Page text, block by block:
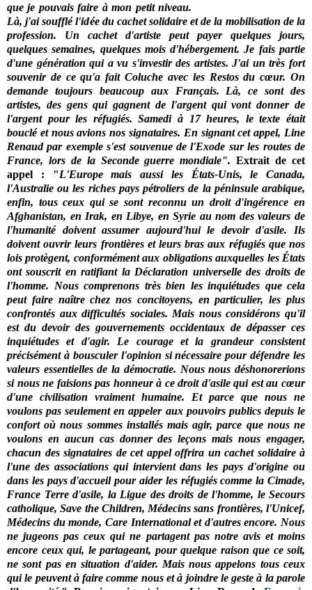
que je pouvais faire à mon petit niveau.
Là, j'ai soufflé l'idée du cachet solidaire et de la mobilisation de la
profession. Un cachet d'artiste peut payer quelques jours,
quelques semaines, quelques mois d'hébergement. Je fais partie
d'une génération qui a vu s'investir des artistes. J'ai un très fort
souvenir de ce qu'a fait Coluche avec les Restos du cœur. On
demande toujours beaucoup aux Français. Là, ce sont des
artistes, des gens qui gagnent de l'argent qui vont donner de
l'argent pour les réfugiés. Samedi à 17 heures, le texte était
bouclé et nous avions nos signataires. En signant cet appel, Line
Renaud par exemple s'est souvenue de l'Exode sur les routes de
France, lors de la Seconde guerre mondiale".Extrait de cet
appel :
"L'Europe mais aussi les États-Unis, le Canada,
l'Australie ou les riches pays pétroliers de la péninsule arabique,
enfin, tous ceux qui se sont reconnu un droit d'ingérence en
Afghanistan, en Irak, en Libye, en Syrie au nom des valeurs de
l'humanité doivent assumer aujourd'hui le devoir d'asile. Ils
doivent ouvrir leurs frontières et leurs bras aux réfugiés que nos
lois protègent, conformément aux obligations auxquelles les États
ont souscrit en ratifiant la Déclaration universelle des droits de
l'homme. Nous comprenons très bien les inquiétudes que cela
peut faire naître chez nos concitoyens, en particulier, les plus
confrontés aux difficultés sociales. Mais nous considérons qu'il
est du devoir des gouvernements occidentaux de dépasser ces
inquiétudes et d'agir. Le courage et la grandeur consistent
précisément à bousculer l'opinion si nécessaire pour défendre les
valeurs essentielles de la démocratie. Nous nous déshonorerions
si nous ne faisions pas honneur à ce droit d'asile qui est au cœur
d'une civilisation vraiment humaine. Et parce que nous ne
voulons pas seulement en appeler aux pouvoirs publics depuis le
confort où nous sommes installés mais agir, parce que nous ne
voulons en aucun cas donner des leçons mais nous engager,
chacun des signataires de cet appel offrira un cachet solidaire à
l'une des associations qui intervient dans les pays d'origine ou
dans les pays d'accueil pour aider les réfugiés comme la Cimade,
France Terre d'asile, la Ligue des droits de l'homme, le Secours
catholique, Save the Children, Médecins sans frontières, l'Unicef,
Médecins du monde, Care International et d'autres encore. Nous
ne jugeons pas ceux qui ne partagent pas notre avis et moins
encore ceux qui, le partageant, pour quelque raison que ce soit,
ne sont pas en situation d'aider. Mais nous appelons tous ceux
qui le peuvent à faire comme nous et à joindre le geste à la parole